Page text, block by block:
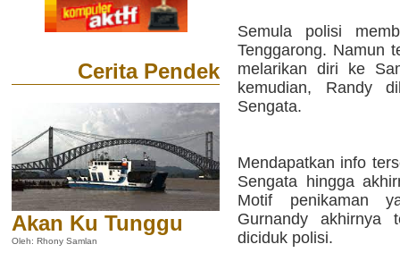
Cerita Pendek
Akan Ku Tunggu
Oleh: Rhony Samlan
Semula polisi
Tenggarong. Namun
melarikan diri ke
kemudian, Randy
Sengata.
Mendapatkan info
Sengata hingga
Motif penikaman
Gurnandy akhirnya
diciduk polisi.